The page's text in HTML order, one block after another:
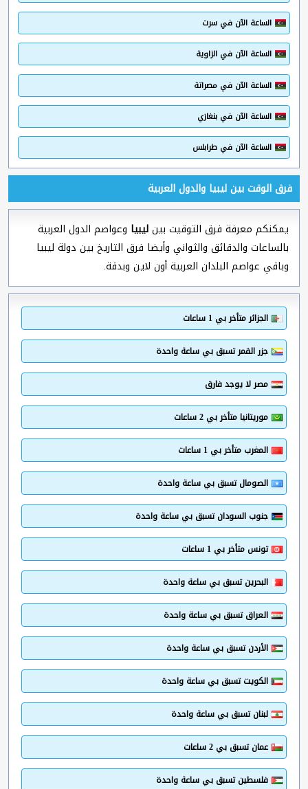
الساعة الآن في سرت
الساعة الآن في الزاوية
الساعة الآن في مصراتة
الساعة الآن في بنغازي
الساعة الآن في طرابلس
فرق الوقت بين ليبيا والدول العربية
يمكنكم معرفة فرق التوقيت بينليبيا وعواصم الدول العربية
بالساعات والدقائق والثواني وأيضا فرق التاريخ بين دولة ليبيا
وباقي عواصم البلدان العربية أون لاين وبدقة.
الجزائر متأخر بي 1 ساعات
جزر القمر تسبق بي ساعة واحدة
مصر لا يوجد فارق
موريتانيا متأخر بي 2 ساعات
المغرب متأخر بي 1 ساعات
الصومال تسبق بي ساعة واحدة
جنوب السودان تسبق بي ساعة واحدة
تونس متأخر بي 1 ساعات
البحرين تسبق بي ساعة واحدة
العراق تسبق بي ساعة واحدة
الأردن تسبق بي ساعة واحدة
الكويت تسبق بي ساعة واحدة
لبنان تسبق بي ساعة واحدة
عمان تسبق بي 2 ساعات
فلسطين تسبق بي ساعة واحدة